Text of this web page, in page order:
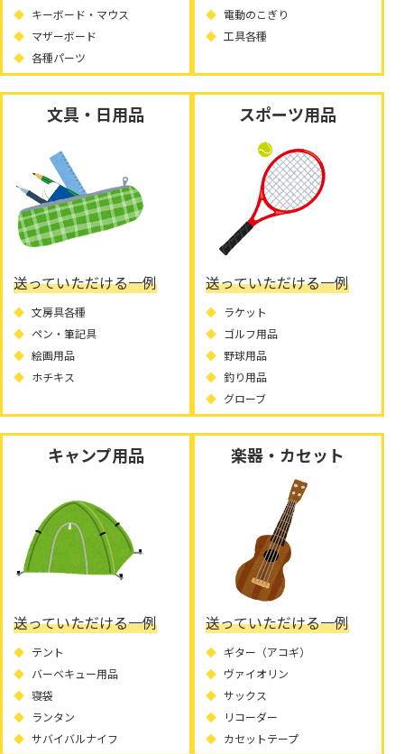
キーボード・マウス
マザーボード
各種パーツ
電動のこぎり
工具各種
文具・日用品
送っていただける一例
文房具各種
ペン・筆記具
絵画用品
ホチキス
スポーツ用品
送っていただける一例
ラケット
ゴルフ用品
野球用品
釣り用品
グローブ
キャンプ用品
送っていただける一例
テント
バーベキュー用品
寝袋
ランタン
サバイバルナイフ
楽器・カセット
送っていただける一例
ギター（アコギ）
ヴァイオリン
サックス
リコーダー
カセットテープ